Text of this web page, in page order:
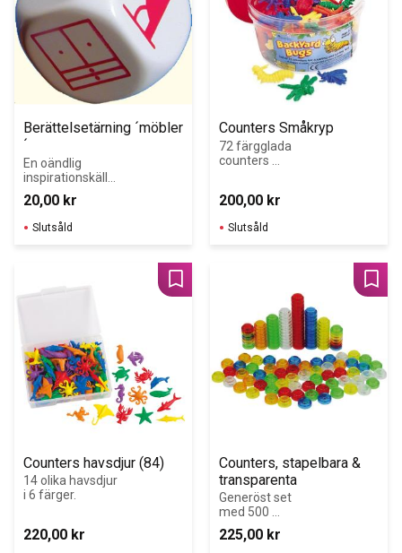
Berättelsetärning ´möbler
´
En oändlig
inspirationskälla
för
språkinlärning.
20,00 kr
Slutsåld
Counters Småkryp
72 färgglada
counters
varelser!
200,00 kr
Slutsåld
Counters havsdjur (84)
14 olika havsdjur
i 6 färger.
220,00 kr
Lägg till i favoriter
Counters, stapelbara &
transparenta
Generöst set
med 500
counters i 6
klara färger,
225,00 kr